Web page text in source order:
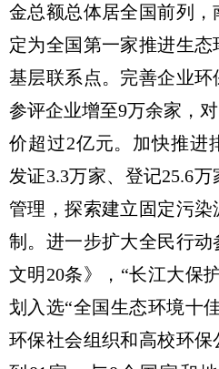
金总额总体居全国前列
定为全国第一家推进生
基层联系点。完善企业
参评企业增至9万余家，
价超过2亿元。加快推进
发证3.3万家、登记25.6
管理，探索建立固定污
制。进一步扩大全民行
文明20条》，“长江大保
划入选“全国生态环境十
环保社会组织和高校环